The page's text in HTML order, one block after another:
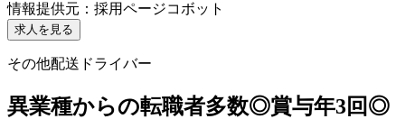
情報提供元 ： 採用ページコボット
求人を見る
その他配送ドライバー
異業種からの転職者多数◎賞与年3回◎